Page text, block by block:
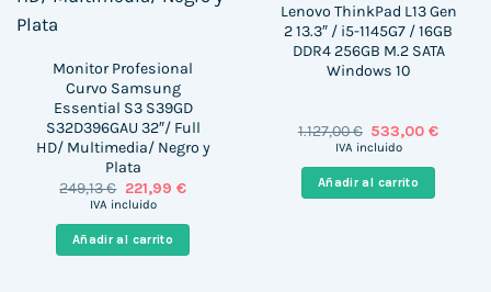
Monitor Profesional
Curvo Samsung
Essential S3 S39GD
S32D396GAU 32″/ Full
HD/ Multimedia/ Negro y
Plata
249,13€ El
precio
era:
249,13 €.
221,99 €El
es:
221,99 €.
IVA incluido
Añadir al carrito
Lenovo ThinkPad L13 Gen
2 13.3″ / i5-1145G7 / 16GB
DDR4 256GB M.2 SATA
Windows 10
1.127,00€ El
precio
era:
1.127,00 €.
533,00€El
IVA incluido
Añadir al carrito